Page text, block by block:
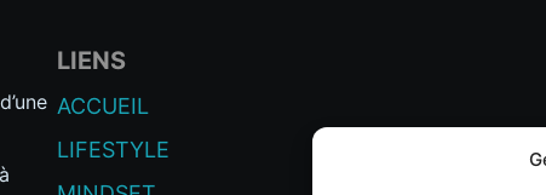
LIENS
ACCUEIL
LIFESTYLE